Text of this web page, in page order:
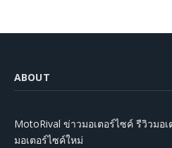
ABOUT
MotoRival ข่าวมอเตอร์ไซค์ รีวิวมอ
มอเตอร์ไซค์ใหม่